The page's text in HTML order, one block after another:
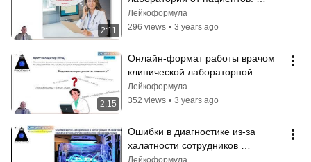
2:11
Устные формы ответов. Часть 2.
Лейкоформула
296 views • 3 years ago
2:15
Онлайн-формат работы врачом
клинической лабораторной
диагностики «не выходя из
дома». Трейлер.
Лейкоформула
352 views • 3 years ago
Ошибки в диагностике из-за
халатности сотрудников
клинической лаборатории.
Лейкоформула